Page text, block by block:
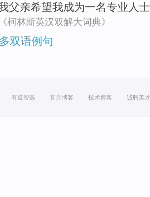
父亲希望我成为一名专业人士
《柯林斯英汉双解大词典》
双语例句
有道智选 官方博客 技术博客 诚聘英才